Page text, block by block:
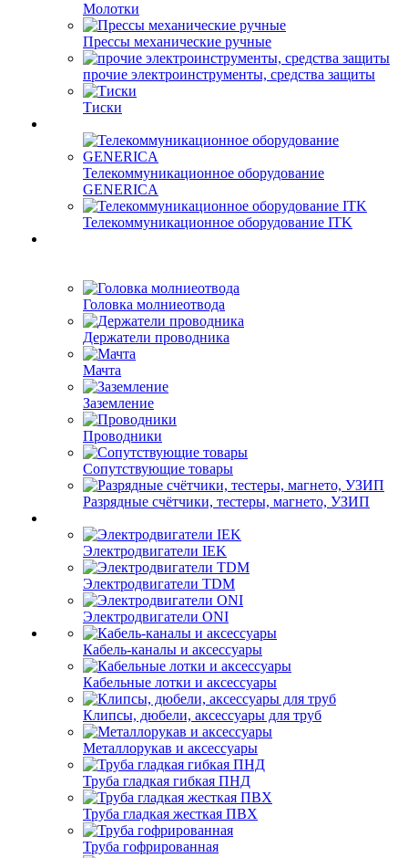
Молотки
Прессы механические ручные
прочие электроинструменты, средства защиты
Тиски
Телекоммуникационное оборудование
GENERICA
Телекоммуникационное оборудование ITK
Головка молниеотвода
Держатели проводника
Мачта
Заземление
Проводники
Сопутствующие товары
Разрядные счётчики, тестеры, магнето, УЗИП
Электродвигатели IEK
Электродвигатели TDM
Электродвигатели ONI
Кабель-каналы и аксессуары
Кабельные лотки и аксессуары
Клипсы, дюбели, аксессуары для труб
Металлорукав и аксессуары
Труба гладкая гибкая ПНД
Труба гладкая жесткая ПВХ
Труба гофрированная